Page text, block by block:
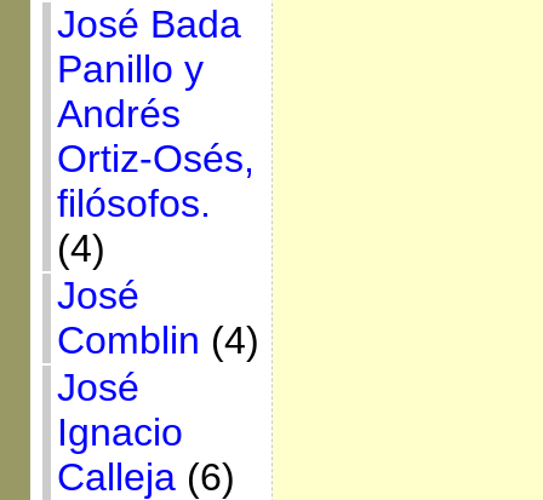
José Bada
Panillo y
Andrés
Ortiz-Osés,
filósofos.
(4)
José
Comblin (4)
José
Ignacio
Calleja(6)